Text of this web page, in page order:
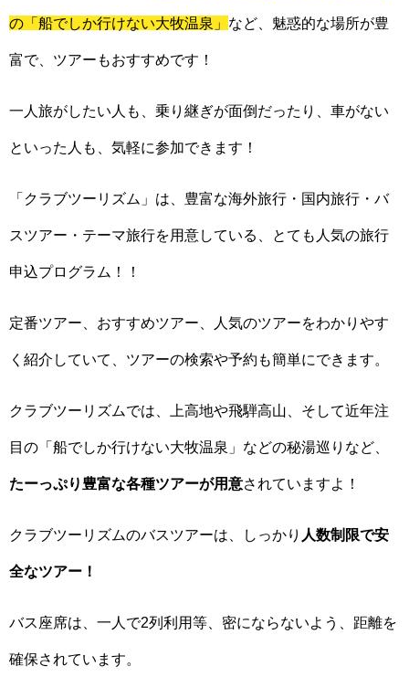
の「船でしか行けない大牧温泉」 など、魅惑的な場所が豊
富で、ツアーもおすすめです！
一人旅がしたい人も、乗り継ぎが面倒だったり、車がない
といった人も、気軽に参加できます！
「クラブツーリズム」は、豊富な海外旅行・国内旅行・バ
スツアー・テーマ旅行を用意している、とても人気の旅行
申込プログラム！！
定番ツアー、おすすめツアー、人気のツアーをわかりやす
く紹介していて、ツアーの検索や予約も簡単にできます。
クラブツーリズムでは、上高地や飛騨高山、そして近年注
目の「船でしか行けない大牧温泉」などの秘湯巡りなど、
たーっぷり豊富な各種ツアーが用意されていますよ！
クラブツーリズムのバスツアーは、しっかり 人数制限で安
全なツアー！
バス座席は、一人で2列利用等、密にならないよう、距離を
確保されています。